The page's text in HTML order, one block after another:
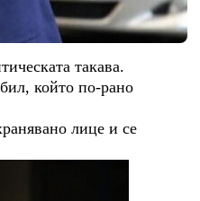
такава.
който по-рано
лице и се